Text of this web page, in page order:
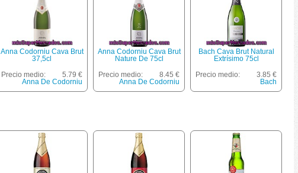
Anna Codorniu Cava Brut
37,5cl
Precio medio:
5.79 €
Anna De Codorniu
Anna Codorniu Cava Brut
Nature De 75cl
Precio medio:
8.45 €
Anna De Codorniu
Bach Cava Brut Natural
Extrísimo 75cl
Precio medio:
3.85 €
Bach